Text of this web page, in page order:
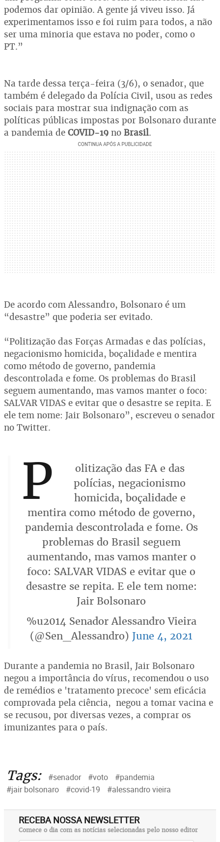
podemos dar opinião. A gente já viveu isso. Já
experimentamos isso e foi ruim para todos, a não
ser uma minoria que estava no poder, como o
PT.”
Na tarde dessa terça-feira (3/6), o senador, que
também é delegado da Polícia Civil, usou as redes
sociais para mostrar sua indignação com as
políticas públicas impostas por Bolsonaro durante
a pandemia de COVID-19 no Brasil.
De acordo com Alessandro, Bolsonaro é um
“desastre” que poderia ser evitado.
“Politização das Forças Armadas e das polícias,
negacionismo homicida, boçalidade e mentira
como método de governo, pandemia
descontrolada e fome. Os problemas do Brasil
seguem aumentando, mas vamos manter o foco:
SALVAR VIDAS e evitar que o desastre se repita. E
ele tem nome: Jair Bolsonaro”, escreveu o senador
no Twitter.
P
olitização das FA e das
polícias, negacionismo
homicida, boçalidade e
mentira como método de governo,
pandemia descontrolada e fome. Os
problemas do Brasil seguem
aumentando, mas vamos manter o
foco: SALVAR VIDAS e evitar que o
desastre se repita. E ele tem nome:
Jair Bolsonaro
%u2014 Senador Alessandro Vieira
(@Sen_Alessandro) June 4, 2021
Durante a pandemia no Brasil, Jair Bolsonaro
negou a importância do vírus, recomendou o uso
de remédios e 'tratamento precoce' sem eficácia
comprovada pela ciência, negou a tomar vacina e
se recusou, por diversas vezes, a comprar os
imunizantes para o país.
Tags: #senador #voto
#pandemia
#jair bolsonaro
#covid-19 #alessandro vieira
RECEBA NOSSA NEWSLETTER
Comece o dia com as notícias selecionadas pelo nosso editor